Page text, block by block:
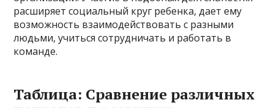
расширяет социальный круг ребенка, дает ему
возможность взаимодействовать с разными
людьми, учиться сотрудничать и работать в
команде.
Таблица: Сравнение различных